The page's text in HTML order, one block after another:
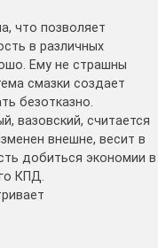
что позволяет
в различных
Ему не страшны
смазки создает
безотказно.
вазовский, считается
внешне, весит в
добиться экономии в
КПД.